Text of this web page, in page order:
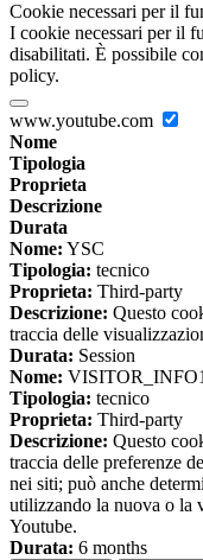
Cookie necessari per il
I cookie necessari per il
disabilitati. È possibile
policy.
www.youtube.com
Nome
Tipologia
Proprieta
Descrizione
Durata
Nome: YSC
Tipologia: tecnico
Proprieta: Third-party
Descrizione: Questo
traccia delle
Durata: Session
Nome:
Tipologia: tecnico
Proprieta: Third-party
Descrizione: Questo
traccia delle preferenze
nei siti; può anche
utilizzando la nuova o la
Youtube.
Durata: 6 months